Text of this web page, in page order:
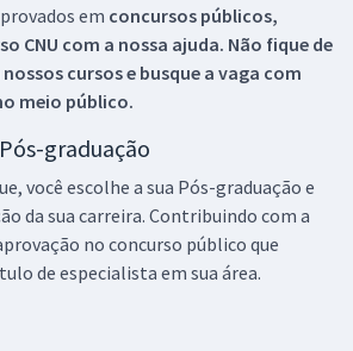
em concursos públicos,
CNU com a nossa ajuda. Não fique de
cursos e busque a vaga com
meio público.
graduação
você escolhe a sua Pós-graduação e
da sua carreira. Contribuindo com a
no concurso público que
de especialista em sua área.